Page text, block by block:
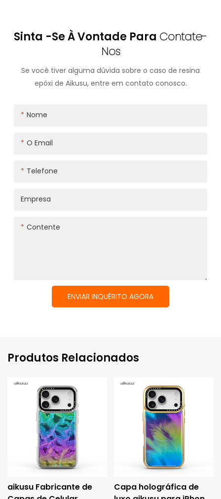
Sinta -se À Vontade Para Contate-
Nos
Se você tiver alguma dúvida sobre o caso de resina
epóxi de Aikusu, entre em contato conosco.
Nome
O Email
Telefone
Empresa
Contente
ENVIAR INQUÉRITO AGORA
Produtos Relacionados
aikusu Fabricante de
Capa holográfica de